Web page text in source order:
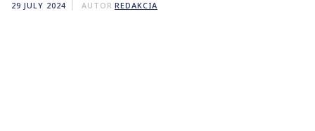
29 JULY 2024 AUTOR REDAKCIA